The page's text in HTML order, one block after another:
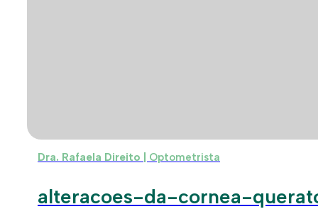
Dra. Rafaela Direito | Optometrista
alteracoes-da-cornea-